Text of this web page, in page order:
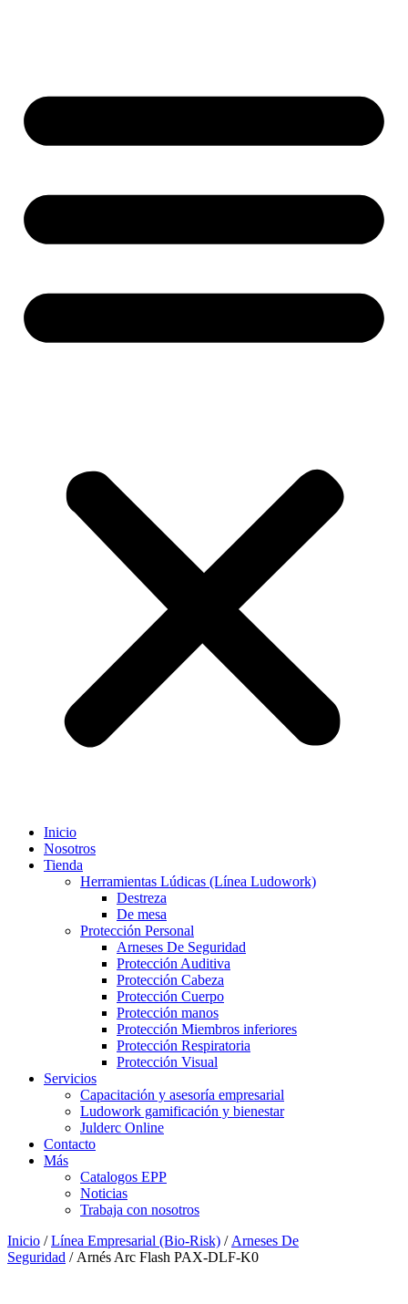
Inicio
Nosotros
Tienda
Herramientas Lúdicas (Línea Ludowork)
Destreza
De mesa
Protección Personal
Arneses De Seguridad
Protección Auditiva
Protección Cabeza
Protección Cuerpo
Protección manos
Protección Miembros inferiores
Protección Respiratoria
Protección Visual
Servicios
Capacitación y asesoría empresarial
Ludowork gamificación y bienestar
Julderc Online
Contacto
Más
Catalogos EPP
Noticias
Trabaja con nosotros
Inicio /Línea Empresarial (Bio-Risk) / Arneses De
Seguridad / Arnés Arc Flash PAX-DLF-K0